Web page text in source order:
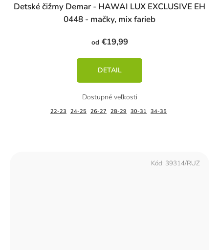
Detské čižmy Demar - HAWAI LUX EXCLUSIVE EH
0448 - mačky, mix farieb
od€19,99
DETAIL
22-23 24-25 26-27 28-29 30-31 34-35
Kód: 39314/RUZ